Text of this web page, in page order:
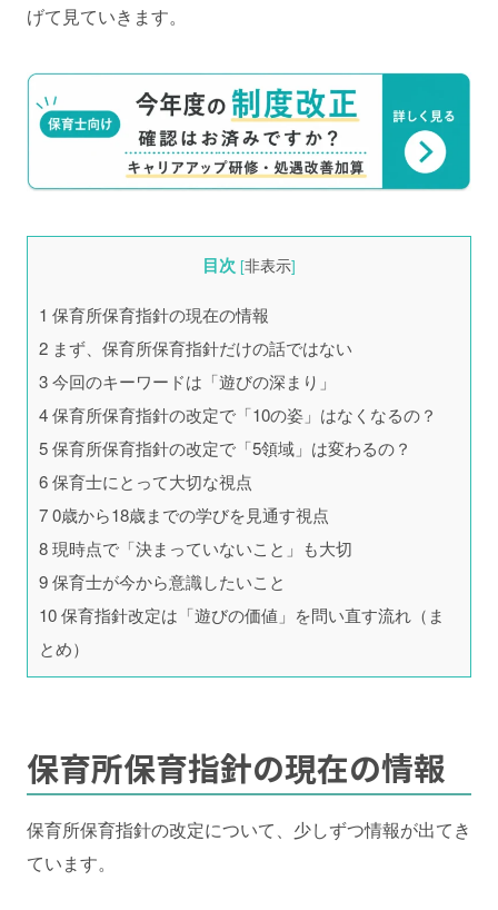
げて見ていきます。
目次 [非表示]
1 保育所保育指針の現在の情報
2 まず、保育所保育指針だけの話ではない
3今回のキーワードは「遊びの深まり」
4保育所保育指針の改定で「10の姿」はなくなるの？
5保育所保育指針の改定で「5領域」は変わるの？
6保育士にとって大切な視点
70歳から18歳までの学びを見通す視点
8現時点で「決まっていないこと」も大切
9保育士が今から意識したいこと
10保育指針改定は「遊びの価値」を問い直す流れ（ま
とめ）
保育所保育指針の現在の情報
保育所保育指針の改定について、少しずつ情報が出てき
ています。